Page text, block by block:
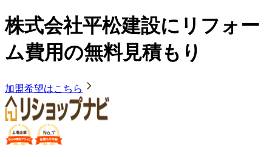
株式会社平松建設にリフォー
ム費用の無料見積もり
加盟希望はこちら